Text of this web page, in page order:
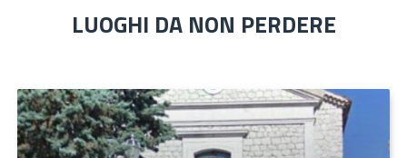
LUOGHI DA NON PERDERE